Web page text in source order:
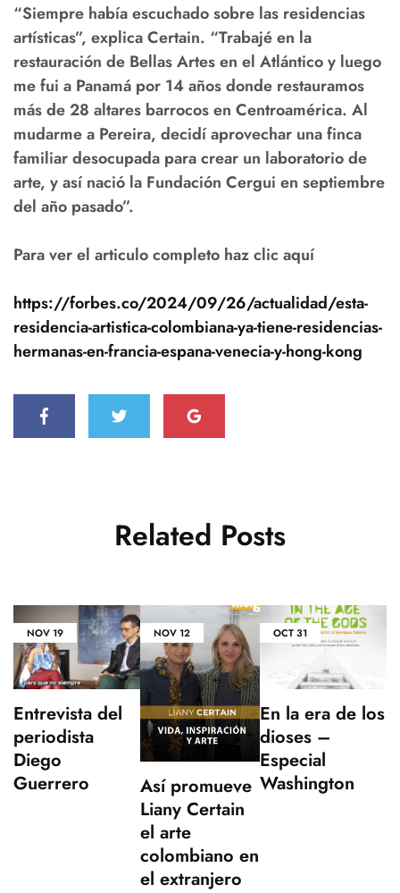
“Siempre había escuchado sobre las residencias
artísticas”, explica Certain. “Trabajé en la
restauración de Bellas Artes en el Atlántico y luego
me fui a Panamá por 14 años donde restauramos
más de 28 altares barrocos en Centroamérica. Al
mudarme a Pereira, decidí aprovechar una finca
familiar desocupada para crear un laboratorio de
arte, y así nació la Fundación Cergui en septiembre
del año pasado”.
Para ver el articulo completo haz clic aquí
https://forbes.co/2024/09/26/actualidad/esta-
residencia-artistica-colombiana-ya-tiene-residencias-
hermanas-en-francia-espana-venecia-y-hong-kong
Related Posts
NOV19
Entrevista del
periodista
Diego
Guerrero
NOV 12
Así promueve
Liany Certain
el arte
colombiano en
el extranjero
OCT 31
En la era de los
dioses –
Especial
Washington